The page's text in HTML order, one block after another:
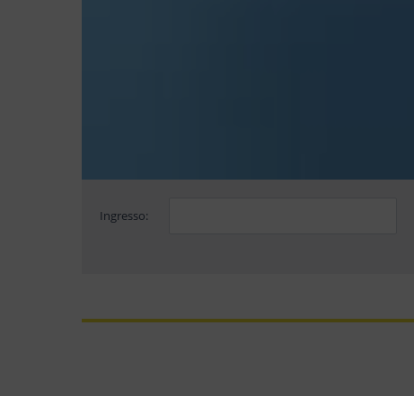
Ingresso: